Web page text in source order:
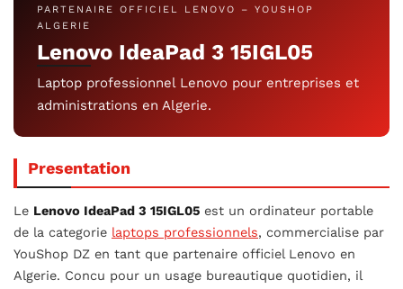
PARTENAIRE OFFICIEL LENOVO – YOUSHOP
ALGERIE
Lenovo IdeaPad 3 15IGL05
Laptop professionnel Lenovo pour entreprises et
administrations en Algerie.
Presentation
Le Lenovo IdeaPad 3 15IGL05 est un ordinateur portable
de la categorie laptops professionnels, commercialise par
YouShop DZ en tant que partenaire officiel Lenovo en
Algerie. Concu pour un usage bureautique quotidien, il